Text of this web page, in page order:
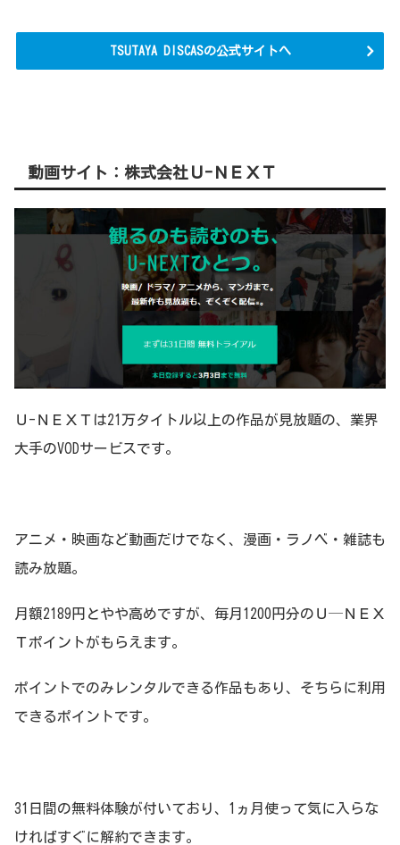
TSUTAYA DISCASの公式サイトへ
動画サイト：株式会社Ｕ-ＮＥＸＴ
Ｕ-ＮＥＸＴは21万タイトル以上の作品が見放題の、業界
大手のVODサービスです。
アニメ・映画など動画だけでなく、漫画・ラノベ・雑誌も
読み放題。
月額2189円とやや高めですが、毎月1200円分のＵ─ＮＥＸ
Ｔポイントがもらえます。
ポイントでのみレンタルできる作品もあり、そちらに利用
できるポイントです。
31日間の無料体験が付いており、1ヵ月使って気に入らな
ければすぐに解約できます。